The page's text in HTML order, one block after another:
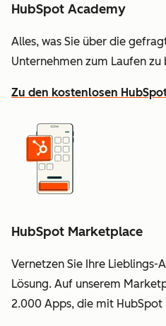
HubSpot Academy
Alles, was Sie über die
Unternehmen zum Laufen zu
Zu den kostenlosen
HubSpot Marketplace
Vernetzen Sie Ihre Lieblings-
Lösung. Auf unserem
2.000 Apps, die mit